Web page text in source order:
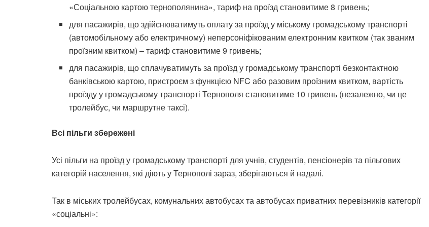
«Соціальною картою тернополянина», тариф на проїзд становитиме 8 гривень;
для пасажирів, що здійснюватимуть оплату за проїзд у міському громадському транспорті
(автомобільному або електричному) неперсоніфікованим електронним квитком (так званим
проїзним квитком) – тариф становитиме 9 гривень;
для пасажирів, що сплачуватимуть за проїзд у громадському транспорті безконтактною
банківською картою, пристроєм з функцією NFC або разовим проїзним квитком, вартість
проїзду у громадському транспорті Тернополя становитиме 10 гривень (незалежно, чи це
тролейбус, чи маршрутне таксі).
Всі пільги збережені
Усі пільги на проїзд у громадському транспорті для учнів, студентів, пенсіонерів та пільгових
категорій населення, які діють у Тернополі зараз, зберігаються й надалі.
Так в міських тролейбусах, комунальних автобусах та автобусах приватних перевізників категорії
«соціальні»: